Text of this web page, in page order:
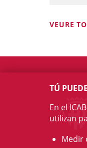
VEURE
TÚ
En el
utilizan
Medir